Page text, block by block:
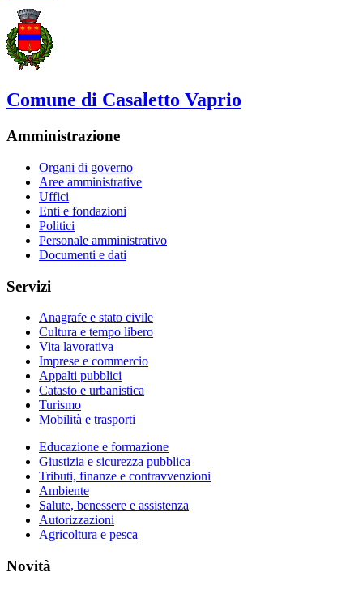
Comune di Casaletto Vaprio
Amministrazione
Organi di governo
Aree amministrative
Uffici
Enti e fondazioni
Politici
Personale amministrativo
Documenti e dati
Servizi
Anagrafe e stato civile
Cultura e tempo libero
Vita lavorativa
Imprese e commercio
Appalti pubblici
Catasto e urbanistica
Turismo
Mobilità e trasporti
Educazione e formazione
Giustizia e sicurezza pubblica
Tributi, finanze e contravvenzioni
Ambiente
Salute, benessere e assistenza
Autorizzazioni
Agricoltura e pesca
Novità